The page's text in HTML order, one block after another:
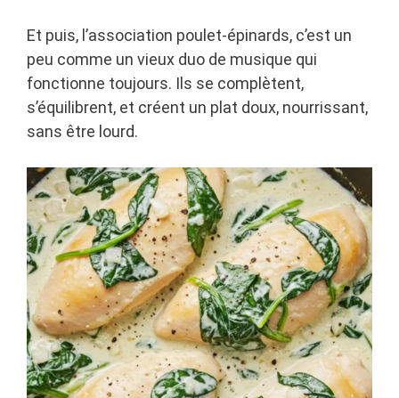
Et puis, l’association poulet-épinards, c’est un
peu comme un vieux duo de musique qui
fonctionne toujours. Ils se complètent,
s’équilibrent, et créent un plat doux, nourrissant,
sans être lourd.